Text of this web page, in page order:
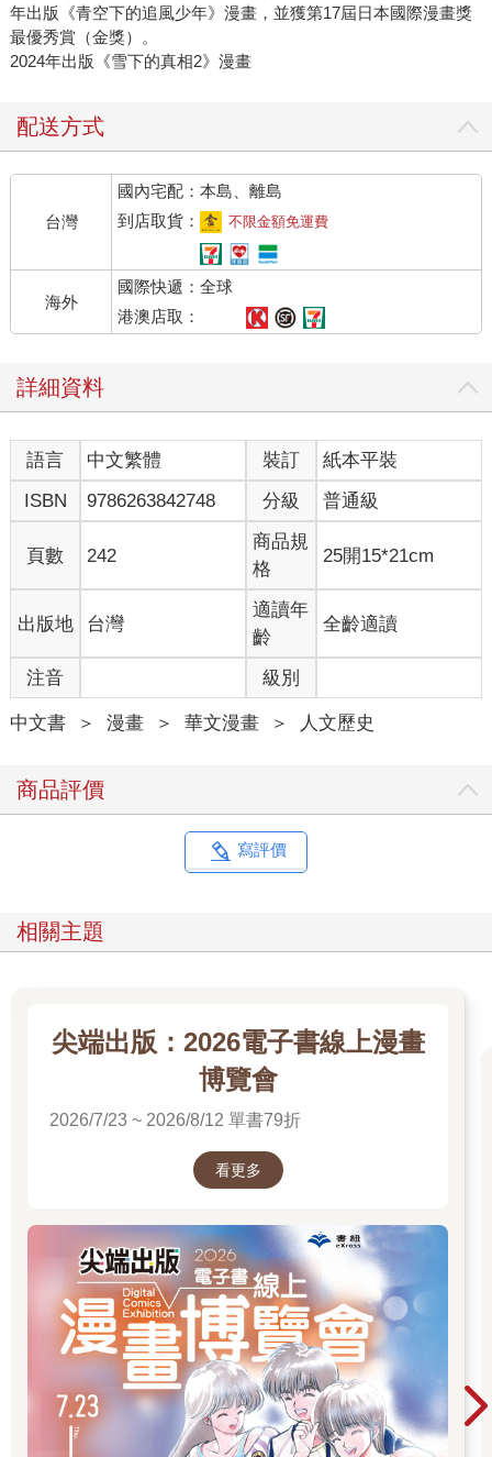
年出版《青空下的追風少年》漫畫，並獲第17屆日本國際漫畫獎
最優秀賞（金獎）。
2024年出版《雪下的真相2》漫畫
配送方式
台灣
國內宅配：本島、離島
到店取貨：
不限金額免運費
海外
國際快遞：全球
港澳店取：
詳細資料
語言 中文繁體 裝訂
紙本平裝
ISBN
9786263842748 分級 普通級
頁數 242
商品規
格
25開15*21cm
出版地 台灣
適讀年
齡
全齡適讀
注音 級別
中文書 ＞ 漫畫 ＞ 華文漫畫 ＞ 人文歷史
商品評價
寫評價
相關主題
尖端出版：2026電子書線上漫畫
博覽會
2026/7/23 ~ 2026/8/12 單書79折
看更多